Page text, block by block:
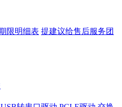
限明细表 提建议给售后服务团